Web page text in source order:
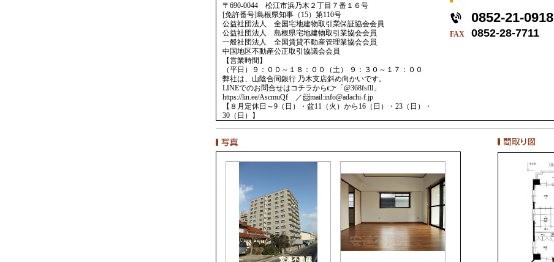
〒690-0044 松江市浜乃木２丁目７番１６号
[免許番号]島根県知事（15）第110号
公益社団法人 全国宅地建物取引業保証協会会員
公益社団法人 島根県宅地建物取引業協会会員
一般社団法人 全国賃貸不動産管理業協会会員
中国地区不動産公正取引協議会会員
【営業時間】
（平日）９：００～１８：００（土） ９：３０～１７：００
弊社は、山陰合同銀行 乃木支店斜め向かいです。
LINEでのお問合せはコチラから👉「@368fsfll」
https://lin.ee/AscmuQf ／📨mail:info@adachi-f.jp
【８月定休日～9（日）・盆11（火）から16（日）・23（日）・
30（日）】
0852-21-0918
FAX 0852-28-7711